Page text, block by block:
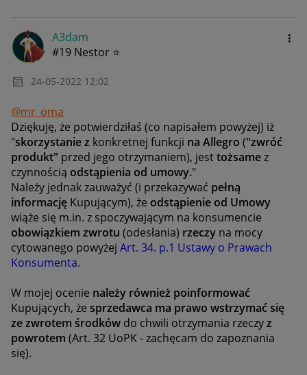
A3dam
#19 Nestor ⭐
‎24-05-2022 12:02
@mr_oma
Dziękuję, że potwierdziłaś (co napisałem powyżej) iż
"skorzystanie z konkretnej funkcji na Allegro ("zwróć
produkt" przed jego otrzymaniem), jesttożsamez
czynnością odstąpienia od umowy."
Należy jednak zauważyć (i przekazywać pełną
informację Kupującym), że odstąpienie od Umowy
wiąże się m.in. z spoczywającym na konsumencie
obowiązkiem zwrotu (odesłania) rzeczy na mocy
cytowanego powyżej Art. 34. p.1 Ustawy o Prawach
Konsumenta.
W mojej ocenie należy również poinformować
Kupujących, że sprzedawca ma prawo wstrzymać się
ze zwrotem środków do chwili otrzymania rzeczyz
powrotem (Art. 32 UoPK - zachęcam do zapoznania
się).